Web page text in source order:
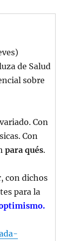
de Salud
sobre
Con
Con
para qués.
con dichos
para la